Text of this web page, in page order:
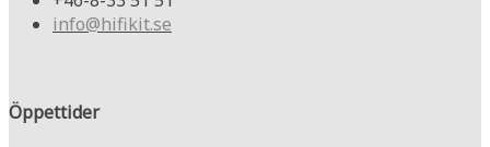
info@hifikit.se
Öppettider